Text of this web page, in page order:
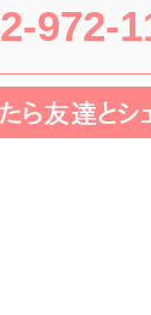
972-